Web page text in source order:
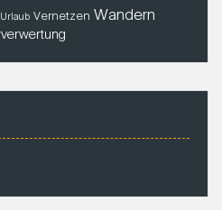
Urlaub Vernetzen Wandern